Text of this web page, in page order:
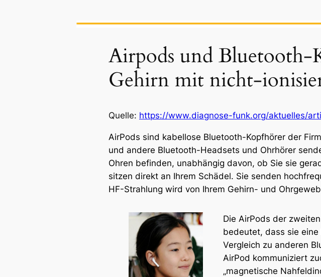
Airpods und Bluetooth-
Gehirn mit nicht-
Quelle: https://www.diagnose-funk.org/aktuelles/
AirPods sind kabellose Bluetooth-Kopfhörer der
und andere Bluetooth-Headsets und Ohrhörer
Ohren befinden, unabhängig davon, ob Sie sie
sitzen direkt an Ihrem Schädel. Sie senden
HF-Strahlung wird von Ihrem Gehirn- und
Die AirPods der
bedeutet, dass sie
Vergleich zu anderen
AirPod kommuniziert
„magnetische